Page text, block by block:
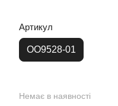
Артикул
OO9528-01
Немає в наявності